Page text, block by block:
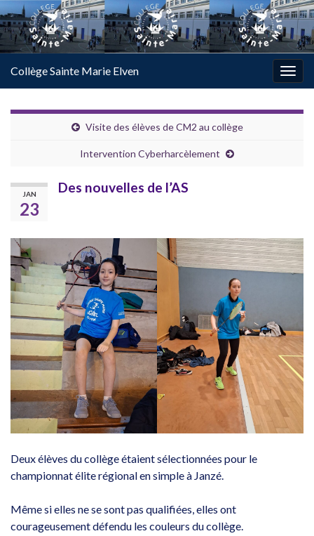
Collège Sainte Marie Elven
Visite des élèves de CM2 au collège
Intervention Cyberharcèlement
JAN
23
Des nouvelles de l’AS
Deux élèves du collège étaient sélectionnées pour le
championnat élite régional en simple à Janzé.
Même si elles ne se sont pas qualifiées, elles ont
courageusement défendu les couleurs du collège.